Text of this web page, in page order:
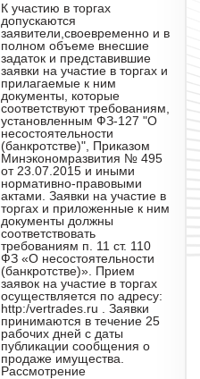
К участию в торгах
допускаются
заявители,своевременно и в
полном объеме внесшие
задаток и представившие
заявки на участие в торгах и
прилагаемые к ним
документы, которые
соответствуют требованиям,
установленным ФЗ-127 "О
несостоятельности
(банкротстве)", Приказом
Минэкономразвития № 495
от 23.07.2015 и иными
нормативно-правовыми
актами. Заявки на участие в
торгах и приложенные к ним
документы должны
соответствовать
требованиям п. 11 ст. 110
ФЗ «О несостоятельности
(банкротстве)». Прием
заявок на участие в торгах
осуществляется по адресу:
http:/vertrades.ru . Заявки
принимаются в течение 25
рабочих дней с даты
публикации сообщения о
продаже имущества.
Рассмотрение